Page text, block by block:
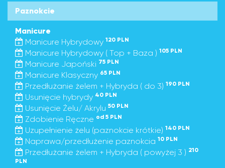
Paznokcie
Manicure
Manicure Hybrydowy 120 PLN
Manicure Hybrydowy ( Top + Baza ) 105 PLN
Manicure Japoński 75 PLN
Manicure Klasyczny 65 PLN
Przedłużanie żelem + Hybryda ( do 3) 190 PLN
Usunięcie hybrydy 40 PLN
Usunięcie Żelu/ Akrylu 50 PLN
Zdobienie Ręczne od 5 PLN
Uzupełnienie żelu (paznokcie krótkie) 140 PLN
Naprawa/przedłużenie paznokcia 10 PLN
Przedłużanie żelem + Hybryda ( powyżej 3 ) 210
PLN